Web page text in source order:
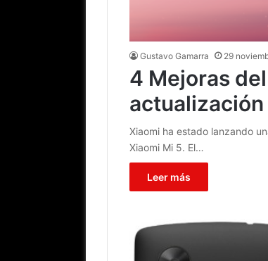
Gustavo Gamarra 29
4 Mejoras
Xiaomi ha estado lanzando
Xiaomi Mi 5. El…
Leer más